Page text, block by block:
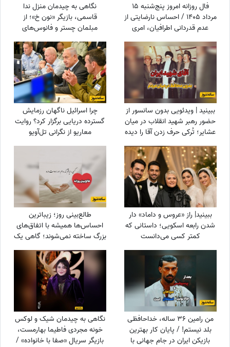
فال روزانه امروز پنج‌شنبه 15
مرداد 1405 / احساس نارضایتی از
عدم قدردانی اطرافیان، امری
طبیعی است، اما ...
نگاهی به چیدمان منزل ندا
قاسمی، بازیگر «نون خ»؛ از
مبلمان چستر و فانوس‌های
دکوراتیو تا کابینت شیشه‌ای و
آباژورهای کلاسیک
ببینید | ویدئویی بدون سانسور از
حضور رهبر شهید انقلاب در میان
عشایر؛ تُرکی حرف زدن آقا را دیده
بودید؟
چرا اسرائیل ناگهان رزمایش
گسترده دریایی برگزار کرد؟ روایت
معاریو از نگرانی تل‌آویو
ببینید| راز «عروس و داماد» دار
شدن رابعه اسکویی؛ داستانی که
کمتر کسی می‌دانست
طالع‌بینی روز؛ زیباترین
احساس‌ها همیشه با اتفاق‌های
بزرگ ساخته نمی‌شوند؛ گاهی یک
نگاه یا یک توجه کوتاه می‌تواند
یک روز معمولی را به خاطره‌ای
مرداد 1405
من رامین 36 ساله، خداحافظی
بلد نیستم! / پایان کار بهترین
بازیکن ایران در جام جهانی با
نگاهی به چیدمان شیک و لوکس
خونه مجردی فاطیما بهارمست،
بازیگر سریال «صفا با خانواده» /